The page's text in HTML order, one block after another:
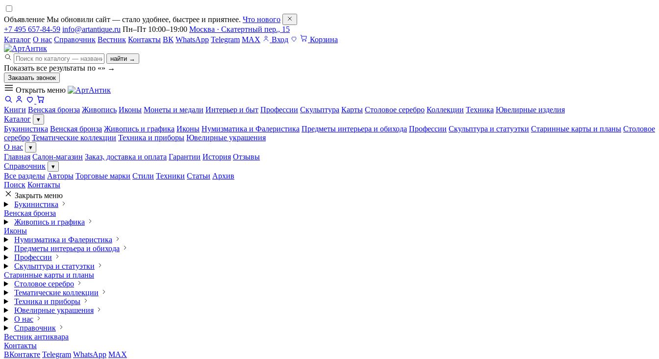
Объявление Мы обновили сайт — стало удобнее, быстрее и приятнее. Что нового
+7 495 657-84-59 info@artantique.ru Пн–Пт 10:00–19:00 Москва · Скатертный пер., 15
Каталог О нас Справочник Вестник Контакты ВК WhatsApp Telegram MAX Вход Корзина
найти →
Показать все результаты по «» →
Заказать звонок
Открыть меню
Книги Венская бронза Живопись Иконы Монеты и медали Интерьер и быт Профессии Скульптура Карты Столовое серебро Коллекции Техника Ювелирные изделия
Каталог
▾
Букинистика Венская бронза Живопись и графика Иконы Нумизматика и Фалеристика Предметы интерьера и обихода Профессии Скульптура и статуэтки Старинные карты и планы Столовое
серебро Тематические коллекции Техника и приборы Ювелирные украшения
О нас
▾
Главная Салон-магазин Заказ, доставка и оплата Гарантии История Отзывы
Справочник
▾
Все разделы Авторы Торговые марки Стили Техники Статьи Архив
Поиск Контакты
Закрыть меню
Букинистика
Венская бронза
Живопись и графика
Иконы
Нумизматика и Фалеристика
Предметы интерьера и обихода
Профессии
Скульптура и статуэтки
Старинные карты и планы
Столовое серебро
Тематические коллекции
Техника и приборы
Ювелирные украшения
О нас
Справочник
Вестник антиквара
Контакты
ВКонтакте Telegram WhatsApp MAX